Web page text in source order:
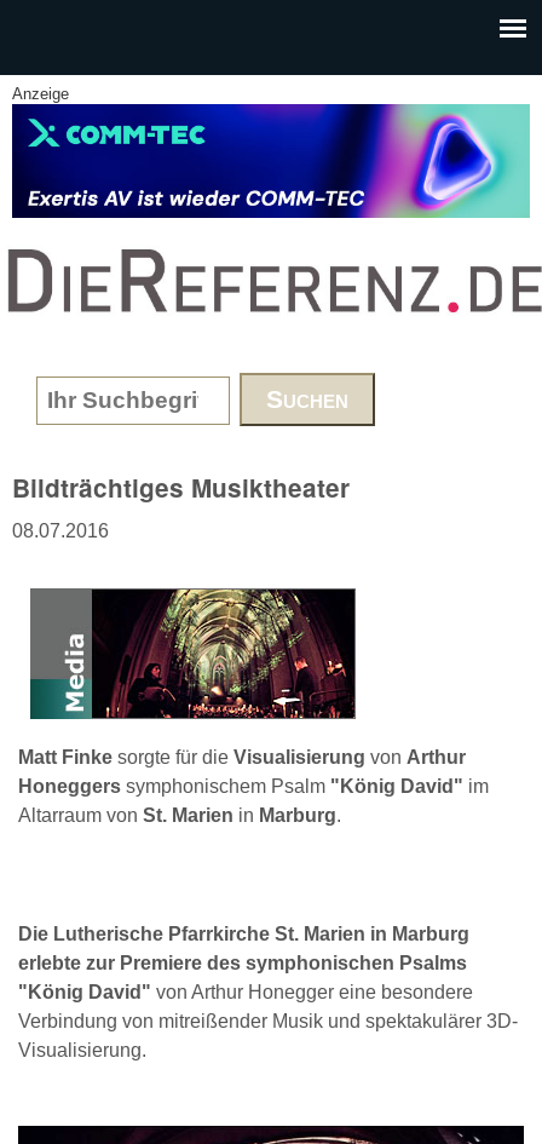
Anzeige
www.DieReferenz.de
Search form
Bildträchtiges Musiktheater
08.07.2016
Matt Finke sorgte für die Visualisierung von Arthur
Honeggers symphonischem Psalm "König David" im
Altarraum von St. Marien in Marburg.
Die Lutherische Pfarrkirche St. Marien in Marburg
erlebte zur Premiere des symphonischen Psalms
"König David" von Arthur Honegger eine besondere
Verbindung von mitreißender Musik und spektakulärer 3D-
Visualisierung.